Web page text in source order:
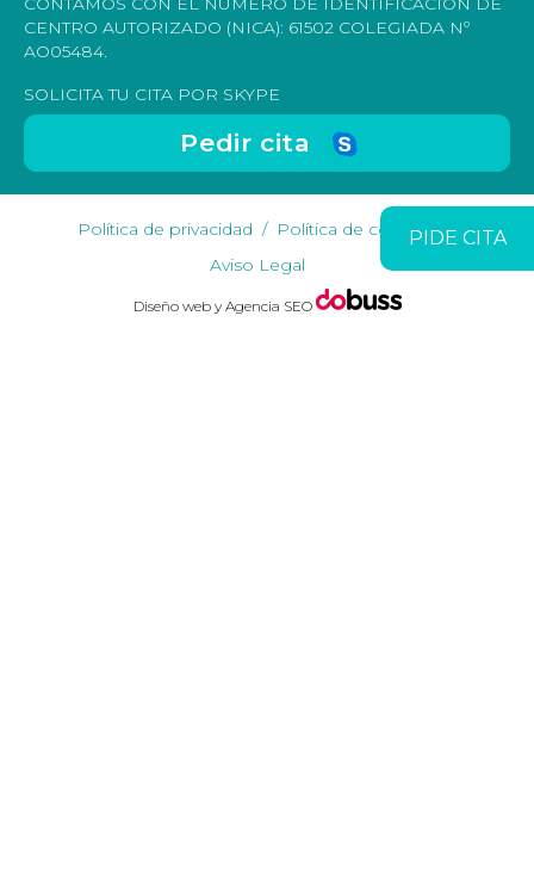
PIDE CITA
CENTRO AUTORIZADO (NICA): 61502 COLEGIADA Nº
AO05484.
SOLICITA TU CITA POR SKYPE
Pedir cita
Política de privacidad
Política de cookies
Aviso Legal
Diseño web y Agencia SEO